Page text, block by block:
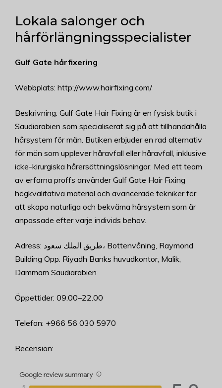
Lokala salonger och
hårförlängningsspecialister
Gulf Gate hårfixering
Webbplats: http://www.hairfixing.com/
Beskrivning: Gulf Gate Hair Fixing är en fysisk butik i
Saudiarabien som specialiserat sig på att tillhandahålla
hårsystem för män. Butiken erbjuder en rad alternativ
för män som upplever håravfall eller håravfall, inklusive
icke-kirurgiska hårersättningslösningar. Med ett team
av erfarna proffs använder Gulf Gate Hair Fixing
högkvalitativa material och avancerade tekniker för
att skapa naturliga och bekväma hårsystem som är
anpassade efter varje individs behov.
Adress: طريق الملك سعود، Bottenvåning, Raymond
Building Opp. Riyadh Banks huvudkontor, Malik,
Dammam Saudiarabien
Öppettider: 09.00–22.00
Telefon: +966 56 030 5970
Recension: